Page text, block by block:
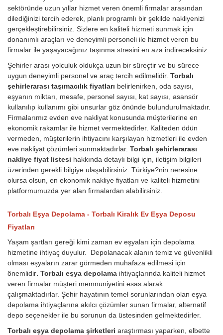
sektöründe uzun yıllar hizmet veren önemli firmalar arasından
dilediğinizi tercih ederek, planlı programlı bir şekilde nakliyenizi
gerçekleştirebilirsiniz. Sizlere en kaliteli hizmeti sunmak için
donanımlı araçları ve deneyimli personeli ile hizmet veren bu
firmalar ile yaşayacağınız taşınma stresini en aza indireceksiniz.
Şehirler arası yolculuk oldukça uzun bir süreçtir ve bu sürece
uygun deneyimli personel ve araç tercih edilmelidir. Torbalı
şehirlerarası taşımacılık fiyatları belirlenirken, oda sayısı,
eşyanın miktarı, mesafe, personel sayısı, kat sayısı, asansör
kullanılıp kullanımı gibi unsurlar göz önünde bulundurulmaktadır.
Firmalarımız evden eve nakliyat konusunda müşterilerine en
ekonomik rakamlar ile hizmet vermektedirler. Kaliteden ödün
vermeden, müşterilerin ihtiyacını karşılayan hizmetleri ile evden
eve nakliyat çözümleri sunmaktadırlar. Torbalı şehirlerarası
nakliye fiyat listesi hakkında detaylı bilgi için, iletişim bilgileri
üzerinden gerekli bilgiye ulaşabilirsiniz. Türkiye?nin neresine
olursa olsun, en ekonomik nakliye fiyatları ve kaliteli hizmetini
platformumuzda yer alan firmalardan alabilirsiniz.
Torbalı Eşya Depolama - Torbalı Kiralık Ev Eşya Deposu
Fiyatları
Yaşam şartları gereği kimi zaman ev eşyaları için depolama
hizmetine ihtiyaç duyulur. Depolanacak alanın temiz ve güvenlikli
olması eşyaların zarar görmeden muhafaza edilmesi için
önemlidir. Torbalı eşya depolama ihtiyaçlarında kaliteli hizmet
veren firmalar müşteri memnuniyetini esas alarak
çalışmaktadırlar. Şehir hayatının temel sorunlarından olan eşya
depolama ihtiyaçlarına akılcı çözümler sunan firmalar, alternatif
depo seçenekler ile bu sorunun da üstesinden gelmektedirler.
Torbalı eşya depolama şirketleri araştırması yaparken, elbette